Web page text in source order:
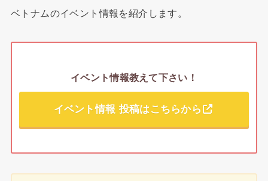
ベトナムのイベント情報を紹介します。
イベント情報教えて下さい！
イベント情報 投稿はこちらから